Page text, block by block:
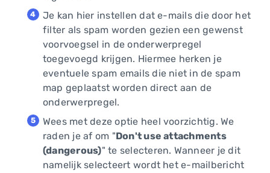
Je kan hier instellen dat e-mails die door het
filter als spam worden gezien een gewenst
voorvoegsel in de onderwerpregel
toegevoegd krijgen. Hiermee herken je
eventuele spam emails die niet in de spam
map geplaatst worden direct aan de
onderwerpregel.
Wees met deze optie heel voorzichtig. We
raden je af om "Don't use attachments
(dangerous)" te selecteren. Wanneer je dit
namelijk selecteert wordt het e-mailbericht